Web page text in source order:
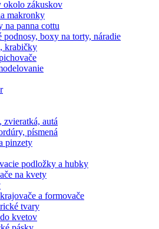
okolo zákuskov
makronky
na panna cottu
podnosy, boxy na torty, náradie
krabičky
zvieratká, autá
písmená
pinzety
podložky a hubky
na kvety
a formovače
tvary
kvetov